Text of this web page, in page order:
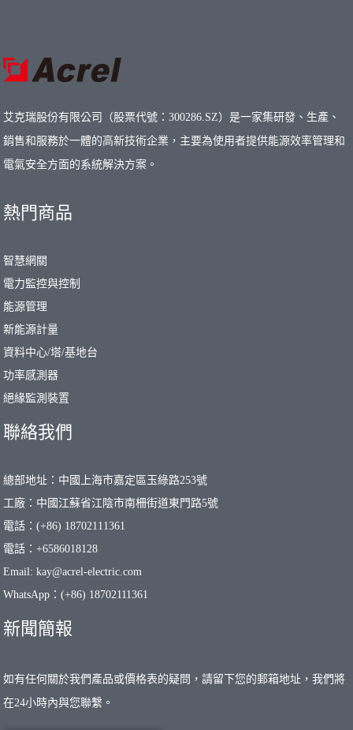
艾克瑞股份有限公司（股票代號：300286.SZ）是一家集研發、生產、
銷售和服務於一體的高新技術企業，主要為使用者提供能源效率管理和
電氣安全方面的系統解決方案。
熱門商品
智慧網關
電力監控與控制
能源管理
新能源計量
資料中心/塔/基地台
功率感測器
絕緣監測裝置
聯絡我們
總部地址：中國上海市嘉定區玉綠路253號
工廠：中國江蘇省江陰市南柵街道東門路5號
電話：(+86) 18702111361
電話：+6586018128
Email: kay@acrel-electric.com
WhatsApp：(+86) 18702111361
新聞簡報
如有任何關於我們產品或價格表的疑問，請留下您的郵箱地址，我們將
在24小時內與您聯繫。